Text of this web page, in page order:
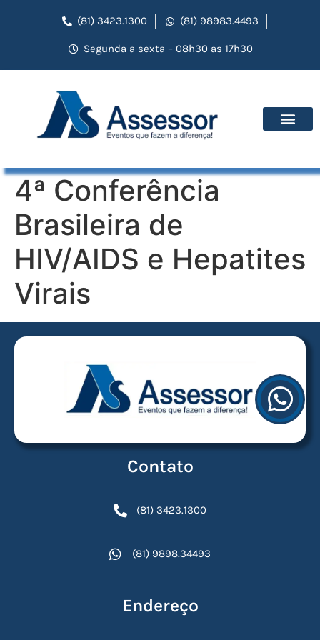
(81) 3423.1300 (81) 98983.4493
Segunda a sexta – 08h30 as 17h30
4ª Conferência
Brasileira de
HIV/AIDS e Hepatites
Virais
Contato
(81) 3423.1300
(81) 9898.34493
Endereço